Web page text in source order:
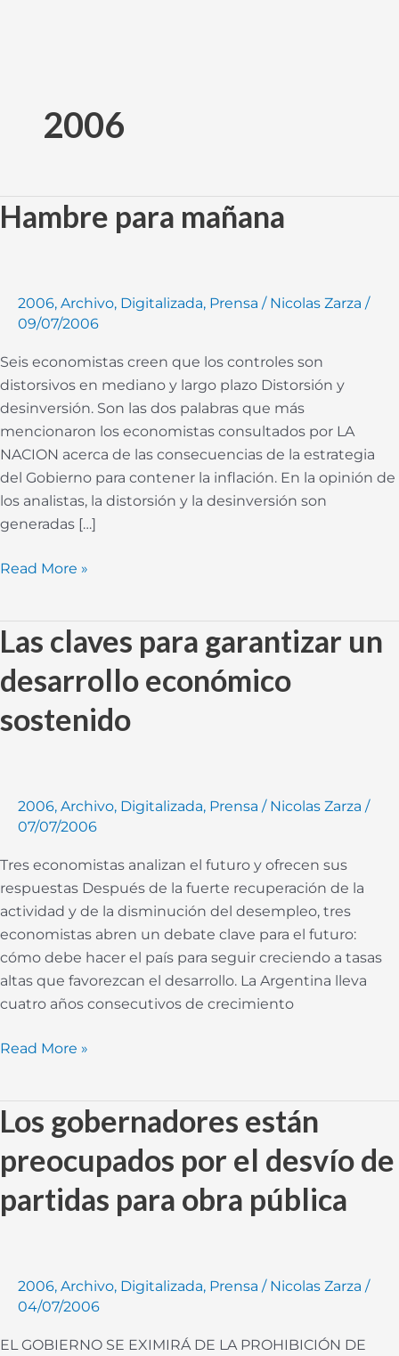
contenido2006
Hambre para mañana
2006, Archivo, Digitalizada, Prensa / Nicolas Zarza /
09/07/2006
Seis economistas creen que los controles son
distorsivos en mediano y largo plazo Distorsión y
desinversión. Son las dos palabras que más
mencionaron los economistas consultados por LA
NACION acerca de las consecuencias de la estrategia
del Gobierno para contener la inflación. En la opinión de
los analistas, la distorsión y la desinversión son
generadas […]
Hambre
para
Read More »
Las claves para garantizar un
desarrollo económico
sostenido
2006, Archivo, Digitalizada, Prensa / Nicolas Zarza /
07/07/2006
Tres economistas analizan el futuro y ofrecen sus
respuestas Después de la fuerte recuperación de la
actividad y de la disminución del desempleo, tres
economistas abren un debate clave para el futuro:
cómo debe hacer el país para seguir creciendo a tasas
altas que favorezcan el desarrollo. La Argentina lleva
cuatro años consecutivos de crecimiento
Las
claves
para
un
Read More »
Los gobernadores están
preocupados por el desvío de
partidas para obra pública
2006, Archivo, Digitalizada, Prensa / Nicolas Zarza /
04/07/2006
EL GOBIERNO SE EXIMIRÁ DE LA PROHIBICIÓN DE
Los
gobernadores
están
preocupados
por
partidas
obra